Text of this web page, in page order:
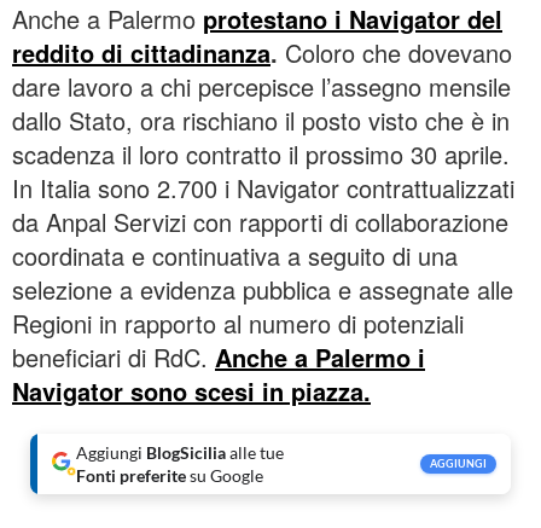
Anche a Palermo protestano i Navigator del
reddito di cittadinanza. Coloro che dovevano
dare lavoro a chi percepisce l’assegno mensile
dallo Stato, ora rischiano il posto visto che è in
scadenza il loro contratto il prossimo 30 aprile.
In Italia sono 2.700 i Navigator contrattualizzati
da Anpal Servizi con rapporti di collaborazione
coordinata e continuativa a seguito di una
selezione a evidenza pubblica e assegnate alle
Regioni in rapporto al numero di potenziali
beneficiari di RdC. Anche a Palermo i
Navigator sono scesi in piazza.
Aggiungi BlogSiciliaalle tue
Fonti preferitesu Google
AGGIUNGI